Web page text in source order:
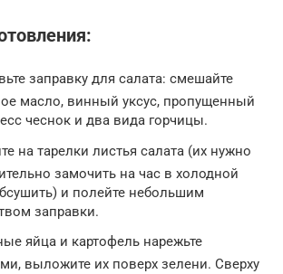
заправку для салата: смешайте
масло, винный уксус, пропущенный
чеснок и два вида горчицы.
на тарелки листья салата (их нужно
замочить на час в холодной
и полейте небольшим
заправки.
яйца и картофель нарежьте
выложите их поверх зелени. Сверху